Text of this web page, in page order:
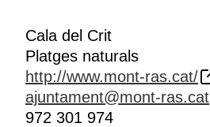
Cala del Crit
Platges naturals
http://www.mont-ras.cat/
ajuntament@mont-ras.cat
972 301 974